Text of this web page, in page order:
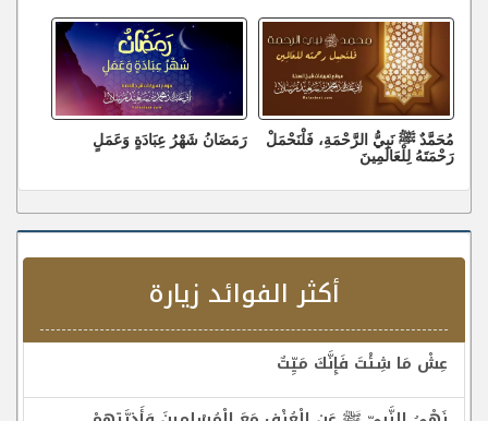
مُحَمَّدٌ ﷺ نَبِيُّ الرَّحْمَةِ، فَلْنَحْمَلْ
رَحْمَتَهُ لِلْعَالَمِينَ
رَمَضَانُ شَهْرُ عِبَادَةٍ وَعَمَلٍ
أكثر الفوائد زيارة
عِشْ مَا شِئْتَ فَإِنَّكَ مَيِّتٌ